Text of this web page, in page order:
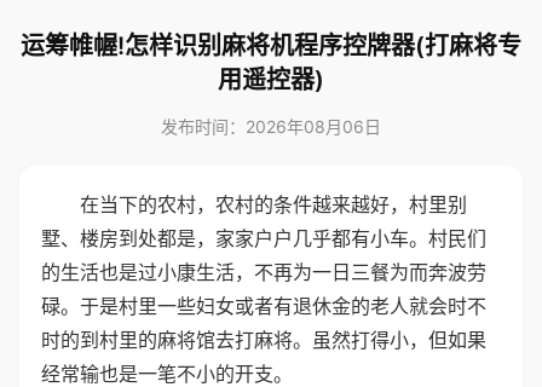
运筹帷幄!怎样识别麻将机程序控牌器(打麻将专
用遥控器)
发布时间：2026年08月06日
在当下的农村，农村的条件越来越好，村里别
墅、楼房到处都是，家家户户几乎都有小车。村民们
的生活也是过小康生活，不再为一日三餐为而奔波劳
碌。于是村里一些妇女或者有退休金的老人就会时不
时的到村里的麻将馆去打麻将。虽然打得小，但如果
经常输也是一笔不小的开支。